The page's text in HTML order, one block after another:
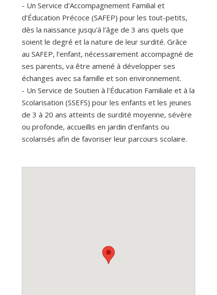
- Un Service d'Accompagnement Familial et
d'Éducation Précoce (SAFEP) pour les tout-petits,
dès la naissance jusqu'à l'âge de 3 ans quels que
soient le degré et la nature de leur surdité. Grâce
au SAFEP, l'enfant, nécessairement accompagné de
ses parents, va être amené à développer ses
échanges avec sa famille et son environnement.
- Un Service de Soutien à l'Éducation Familiale et à la
Scolarisation (SSEFS) pour les enfants et les jeunes
de 3 à 20 ans atteints de surdité moyenne, sévère
ou profonde, accueillis en jardin d'enfants ou
scolarisés afin de favoriser leur parcours scolaire.